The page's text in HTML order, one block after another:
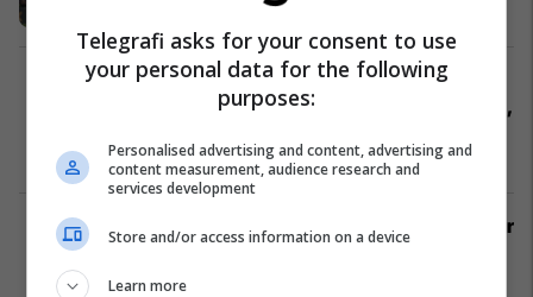
01/02/2023
Mbrëmje për t’u harruar për
Mbappe: E humbi dy herë penalltinë,
pastaj u lëndua
Ligue 1 01/02/2023
Formacionet startuese: PSG luan për
Ligue 1
Telegrafi asks for your consent to use
your personal data for the following
purposes:
Personalised advertising and content, advertising and
content measurement, audience research and
services development
Store and/or access information on a device
Learn more